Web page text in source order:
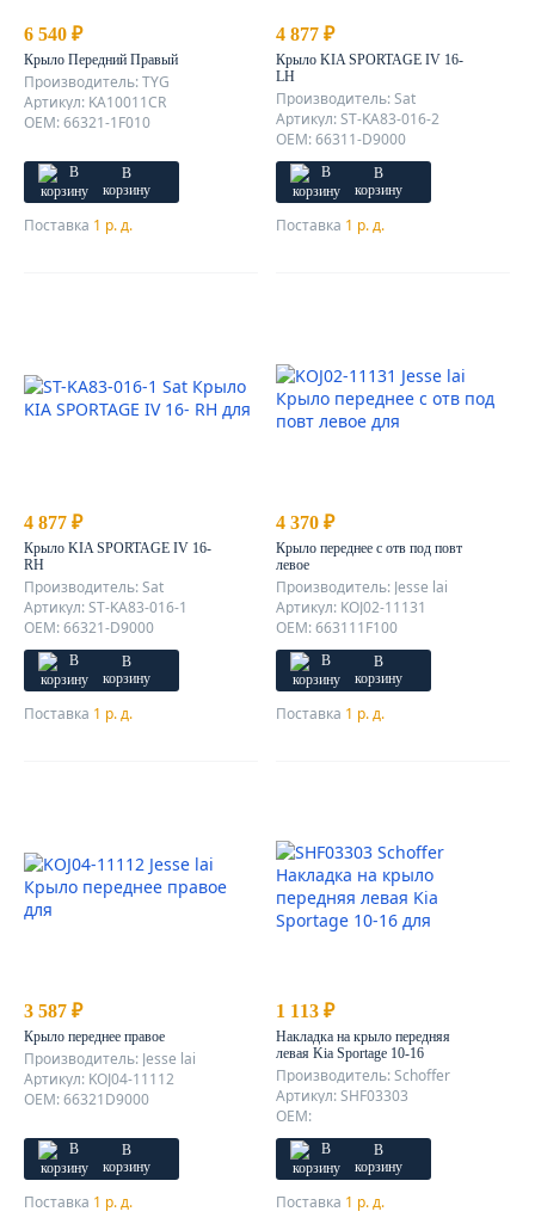
6 540 ₽
Крыло Передний Правый
Производитель: TYG
Артикул: KA10011CR
OEM: 66321-1F010
В
корзину
Поставка 1 р. д.
4 877 ₽
Крыло KIA SPORTAGE IV 16-
LH
Производитель: Sat
Артикул: ST-KA83-016-2
OEM: 66311-D9000
В
корзину
Поставка 1 р. д.
4 877 ₽
Крыло KIA SPORTAGE IV 16-
RH
Производитель: Sat
Артикул: ST-KA83-016-1
OEM: 66321-D9000
В
корзину
Поставка 1 р. д.
4 370 ₽
Крыло переднее с отв под повт
левое
Производитель: Jesse lai
Артикул: KOJ02-11131
OEM: 663111F100
В
корзину
Поставка 1 р. д.
3 587 ₽
Крыло переднее правое
Производитель: Jesse lai
Артикул: KOJ04-11112
OEM: 66321D9000
В
корзину
Поставка 1 р. д.
1 113 ₽
Накладка на крыло передняя
левая Kia Sportage 10-16
Производитель: Schoffer
Артикул: SHF03303
OEM:
В
корзину
Поставка 1 р. д.